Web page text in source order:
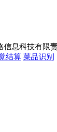
信息科技有限
结算 菜品识别